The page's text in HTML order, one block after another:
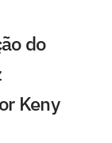
do
Keny